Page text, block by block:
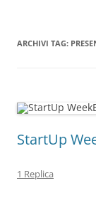
ARCHIVI TAG:
StartUp
1 Replica